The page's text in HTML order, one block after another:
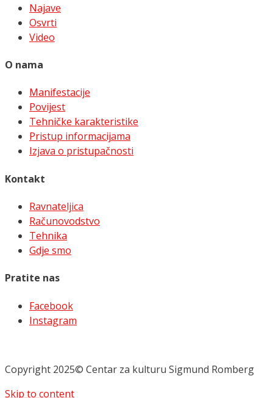
Najave
Osvrti
Video
O nama
Manifestacije
Povijest
Tehničke karakteristike
Pristup informacijama
Izjava o pristupačnosti
Kontakt
Ravnateljica
Računovodstvo
Tehnika
Gdje smo
Pratite nas
Facebook
Instagram
Copyright 2025© Centar za kulturu Sigmund Romberg
Skip to content